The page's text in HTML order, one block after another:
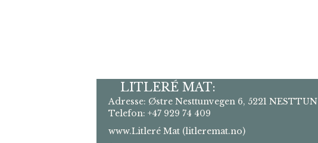
LITLERÉ MAT:
Adresse: Østre Nesttunvegen 6, 5221 NESTTUN
Telefon: +47 929 74 409
www.Litleré Mat (litleremat.no)